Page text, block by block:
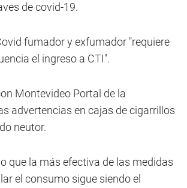
de covid-19.
fumador y exfumador "requiere
el ingreso a CTI".
Montevideo Portal de la
advertencias en cajas de cigarrillos
neutor.
que la más efectiva de las medidas
el consumo sigue siendo el